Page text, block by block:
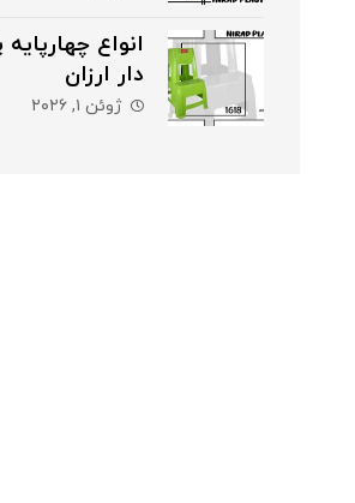
انواع
دار ارزان
ژوئن ۱, ۲۰۲۶